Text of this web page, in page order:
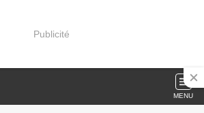
Publicité
MENU